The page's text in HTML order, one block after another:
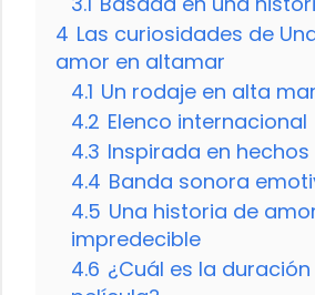
4 Las curiosidades de
amor en altamar
4.1 Un rodaje en alta mar
4.2 Elenco internacional
4.3 Inspirada en hechos
4.4 Banda sonora
4.5 Una historia de
impredecible
4.6 ¿Cuál es la